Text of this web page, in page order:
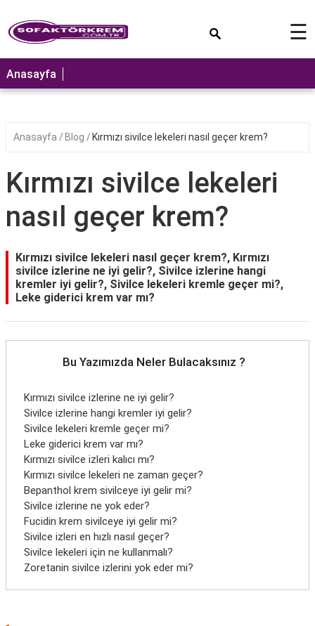
ANASAYFA
☰
Anasayfa
Anasayfa Blog Kırmızı sivilce lekeleri nasıl geçer krem?
Kırmızı sivilce lekeleri
nasıl geçer krem?
Kırmızı sivilce lekeleri nasıl geçer krem?, Kırmızı
sivilce izlerine ne iyi gelir?, Sivilce izlerine hangi
kremler iyi gelir?, Sivilce lekeleri kremle geçer mi?,
Leke giderici krem var mı?
Bu Yazımızda Neler Bulacaksınız ?
Kırmızı sivilce izlerine ne iyi gelir?
Sivilce izlerine hangi kremler iyi gelir?
Sivilce lekeleri kremle geçer mi?
Leke giderici krem var mı?
Kırmızı sivilce izleri kalıcı mı?
Kırmızı sivilce lekeleri ne zaman geçer?
Bepanthol krem sivilceye iyi gelir mi?
Sivilce izlerine ne yok eder?
Fucidin krem sivilceye iyi gelir mi?
Sivilce izleri en hızlı nasıl geçer?
Sivilce lekeleri için ne kullanmalı?
Zoretanin sivilce izlerini yok eder mi?